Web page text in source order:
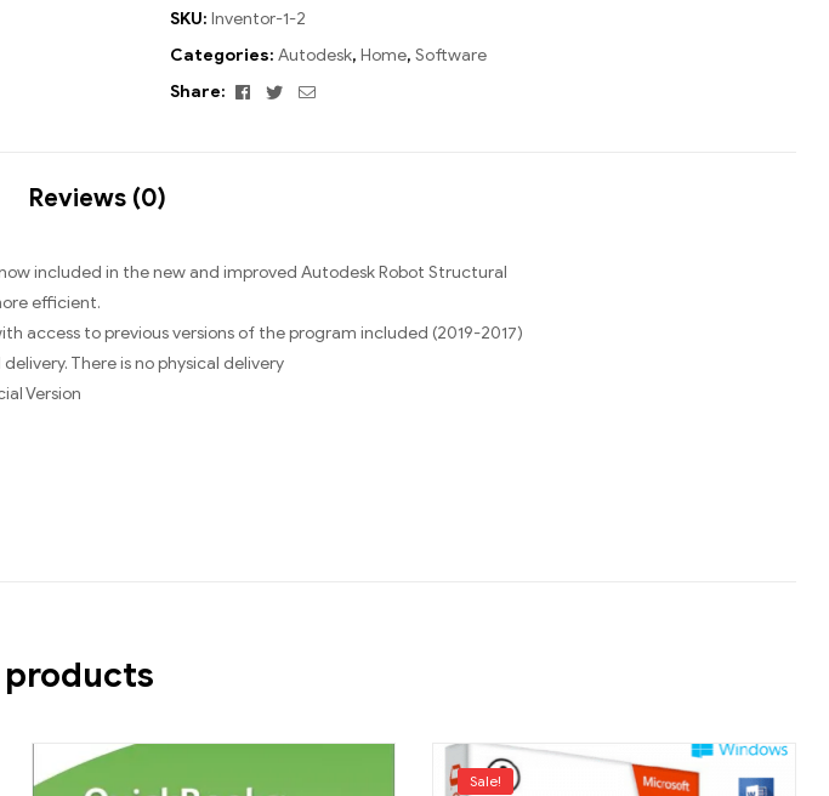
SKU: Inventor-1-2
Categories: Autodesk, Home, Software
Share:
Facebook
TwitterEmail
Reviews (0)
included in the new and improved Autodesk Robot Structural
efficient.
access to previous versions of the program included (2019-2017)
There is no physical delivery
Version
products
Sale!